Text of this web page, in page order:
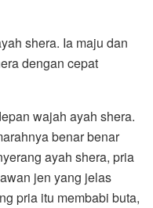
shera. Ia maju dan
dengan cepat
wajah ayah shera.
benar benar
ayah shera, pria
jen yang jelas
pria itu membabi buta,